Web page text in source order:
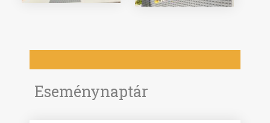
Eseménynaptár